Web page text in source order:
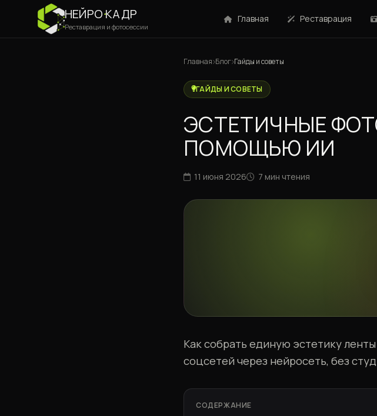
НЕЙРО·КАДР
Реставрация и фотосессии
Главная Реставрация
Главная Блог Гайды и советы
ГАЙДЫ И СОВЕТЫ
ЭСТЕТИЧНЫЕ
ПОМОЩЬЮ ИИ
11 июня 2026 7 мин чтения
Как собрать единую эстетику
соцсетей через нейросеть, без
СОДЕРЖАНИЕ